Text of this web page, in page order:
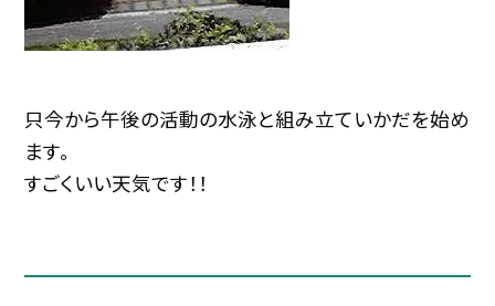
只今から午後の活動の水泳と組み立ていかだを始め
ます。
すごくいい天気です！！